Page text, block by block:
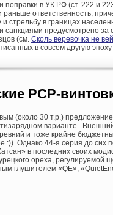
поправки в УК РФ (ст. 222 и
ответственность,
стрельбу в границах
предусмотрено за
(см. Сколь веревочка не
в совсем другую
PCP-
(около 30 т.р.)
варианте.
и тоже крайне
:)). Однако 44-я серия до сих
в последних своих
ореха, регулируемой
глушителем «QE»,